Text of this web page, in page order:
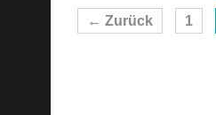
← Zurück Seite
1